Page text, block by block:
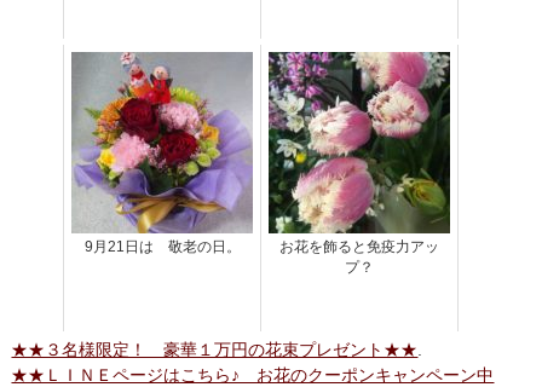
9月21日は 敬老の日。
お花を飾ると免疫力アッ
プ？
★★３名様限定！ 豪華１万円の花束プレゼント★★.
★★ＬＩＮＥページはこちら♪ お花のクーポンキャンペーン中